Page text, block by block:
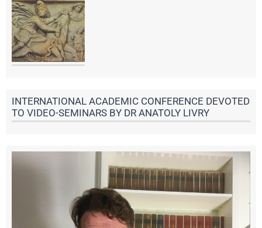
INTERNATIONAL ACADEMIC CONFERENCE DEVOTED
TO VIDEO-SEMINARS BY DR ANATOLY LIVRY